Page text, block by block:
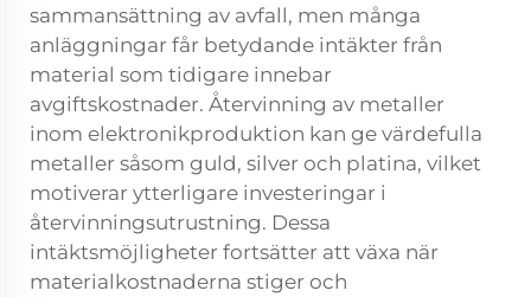
sammansättning av avfall, men många
anläggningar får betydande intäkter från
material som tidigare innebar
avgiftskostnader. Återvinning av metaller
inom elektronikproduktion kan ge värdefulla
metaller såsom guld, silver och platina, vilket
motiverar ytterligare investeringar i
återvinningsutrustning. Dessa
intäktsmöjligheter fortsätter att växa när
materialkostnaderna stiger och